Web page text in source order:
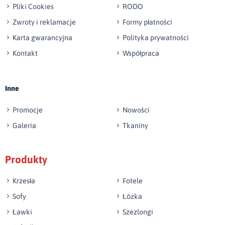
Wyślij opinię
Pliki Cookies
RODO
Zwroty i reklamacje
Formy płatności
Karta gwarancyjna
Polityka prywatności
Kontakt
Współpraca
Inne
Promocje
Nowości
Galeria
Tkaniny
Produkty
Krzesła
Fotele
Sofy
Łóżka
Ławki
Szezlongi